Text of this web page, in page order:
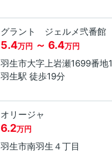
グラント ジェルメ弐番館
5.4万円 ～ 6.4万円
羽生市大字上岩瀬1699番地1
羽生駅 徒歩19分
オリージャ
6.2万円
羽生市南羽生 ４丁目